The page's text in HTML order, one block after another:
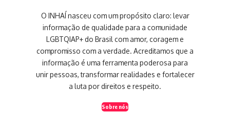
O INHAÍ nasceu com um propósito claro: levar
informação de qualidade para a comunidade
LGBTQIAP+ do Brasil com amor, coragem e
compromisso com a verdade. Acreditamos que a
informação é uma ferramenta poderosa para
unir pessoas, transformar realidades e fortalecer
a luta por direitos e respeito.
Sobre nós